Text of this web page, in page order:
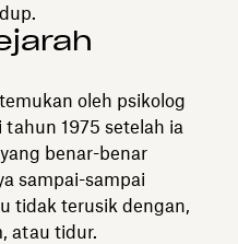
oleh psikolog
1975 setelah ia
benar-benar
sampai-sampai
tidak terusik dengan,
atau tidur.